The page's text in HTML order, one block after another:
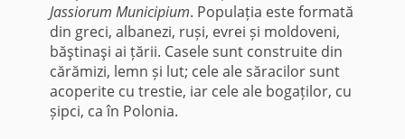
Jassiorum Municipium. Populația este formată
din greci, albanezi, ruși, evrei și moldoveni,
băştinaşi ai țării. Casele sunt construite din
cărămizi, lemn și lut; cele ale săracilor sunt
acoperite cu trestie, iar cele ale bogaților, cu
șipci, ca în Polonia.